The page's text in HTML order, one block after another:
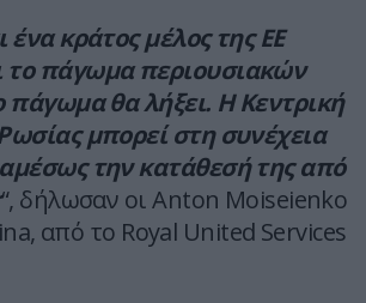
ένα κράτος μέλος της ΕΕ
το πάγωμα περιουσιακών
πάγωμα θα λήξει. Η Κεντρική
μπορεί στη συνέχεια
την κατάθεσή της από
“, δήλωσαν οι Anton Moiseienko
από το Royal United Services